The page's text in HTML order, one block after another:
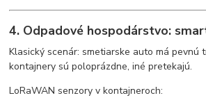
4. Odpadové hospodárstvo:
Klasický scenár: smetiarske auto má pevnú
kontajnery sú poloprázdne, iné pretekajú.
LoRaWAN senzory v kontajneroch: